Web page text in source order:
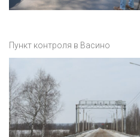
Пункт контроля в Васино